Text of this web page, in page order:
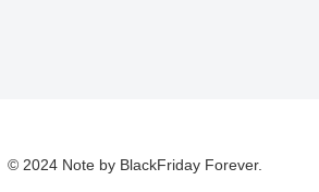
© 2024 Note by BlackFriday Forever.